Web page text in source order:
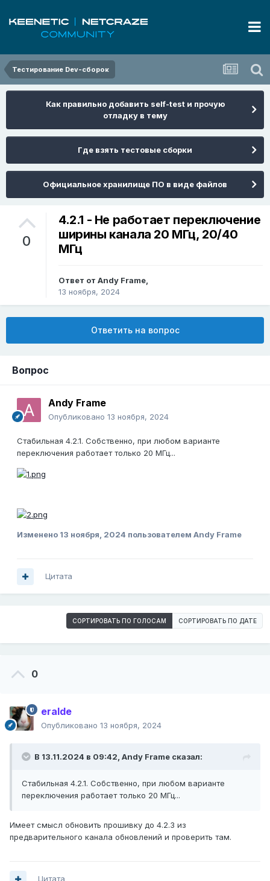
Тестирование Dev-сборок
Как правильно добавить self-test и прочую
отладку в тему
Где взять тестовые сборки
Официальное хранилище ПО в виде файлов
0
4.2.1 - Не работает переключение
ширины канала 20 МГц, 20/40
МГц
Ответ от Andy Frame,
13 ноября, 2024
Ответить на вопрос
Вопрос
Andy Frame
Опубликовано 13 ноября, 2024
Стабильная 4.2.1. Собственно, при любом варианте
переключения работает только 20 МГц...
Изменено 13 ноября, 2024 пользователем Andy Frame
Цитата
СОРТИРОВАТЬ ПО ГОЛОСАМ СОРТИРОВАТЬ ПО ДАТЕ
0
eralde
Опубликовано 13 ноября, 2024
В 13.11.2024 в 09:42, Andy Frame сказал:
Стабильная 4.2.1. Собственно, при любом варианте
переключения работает только 20 МГц...
Имеет смысл обновить прошивку до 4.2.3 из
предварительного канала обновлений и проверить там.
Цитата